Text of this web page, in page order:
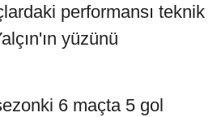
performansı teknik
yüzünü
6 maçta 5 gol